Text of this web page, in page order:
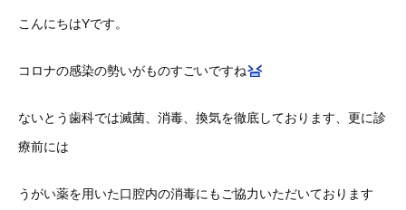
こんにちはYです。
コロナの感染の勢いがものすごいですね
ないとう歯科では滅菌、消毒、換気を徹底しております、更に診
療前には
うがい薬を用いた口腔内の消毒にもご協力いただいております